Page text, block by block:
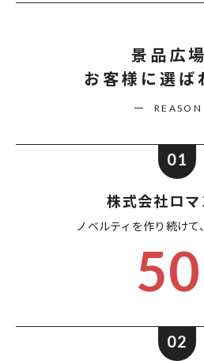
景品広
お客様に選ば
REASON
01
株式会社ロマ
ノベルティを作り続けて、
50
02